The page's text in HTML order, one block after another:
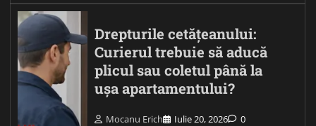
Drepturile cetățeanului:
Curierul trebuie să aducă
plicul sau coletul până la
ușa apartamentului?
Mocanu Erich Iulie 20, 2026 0